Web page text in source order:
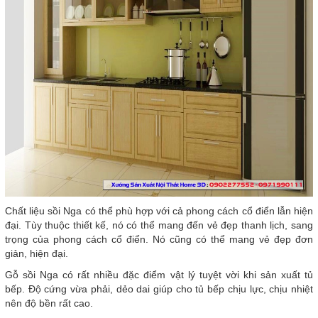
Chất liệu sồi Nga có thể phù hợp với cả phong cách cổ điển lẫn hiện
đại. Tùy thuộc thiết kế, nó có thể mang đến vẻ đẹp thanh lịch, sang
trọng của phong cách cổ điển. Nó cũng có thể mang vẻ đẹp đơn
giản, hiện đại.
Gỗ sồi Nga có rất nhiều đặc điểm vật lý tuyệt vời khi sản xuất tủ
bếp. Độ cứng vừa phải, dẻo dai giúp cho tủ bếp chịu lực, chịu nhiệt
nên độ bền rất cao.